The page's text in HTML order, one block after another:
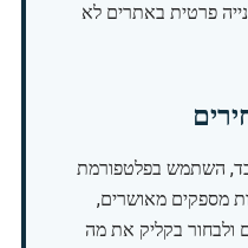
פרטית באתרים לא
השתמש בפלטפורמת
מספקים מאושרים,
ולבחור בקליק את מה